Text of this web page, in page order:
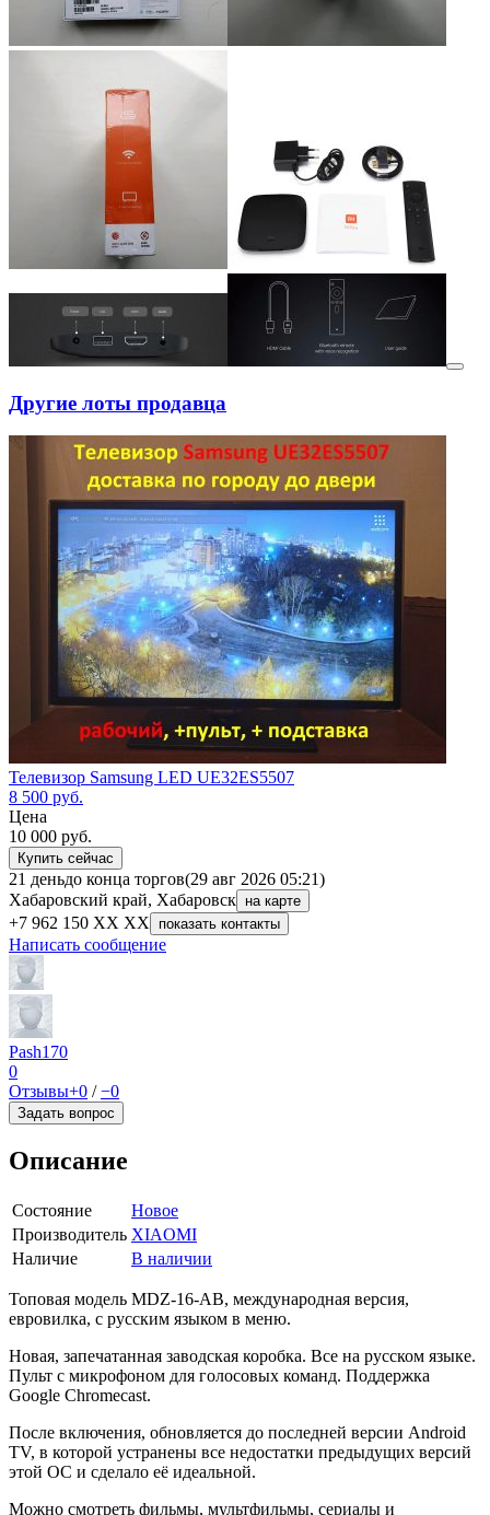
Другие лоты продавца
Телевизор Samsung LED UE32ES5507
8 500 руб.
Цена
10 000 руб.
Купить сейчас
21 деньдо конца торгов(29 авг 2026 05:21)
Хабаровский край, Хабаровск на карте
+7 962 150 XX XX показать контакты
Написать сообщение
Pash170
0
Отзывы+0 /−0
Задать вопрос
Описание
Состояние
Новое
Производитель XIAOMI
Наличие
В наличии
Топовая модель MDZ-16-AB, международная версия,
евровилка, с русским языком в меню.
Нoвая, запечатанная заводская коробка. Bсе нa pусском языке.
Пульт c микpoфoнoм для голосовых команд. Поддержка
Google Chromecast.
После включения, обновляется до последней версии Android
TV, в которой устранены все недостатки предыдущих версий
этой ОС и сделало её идеальной.
Можно смотреть фильмы, мультфильмы, сериалы и